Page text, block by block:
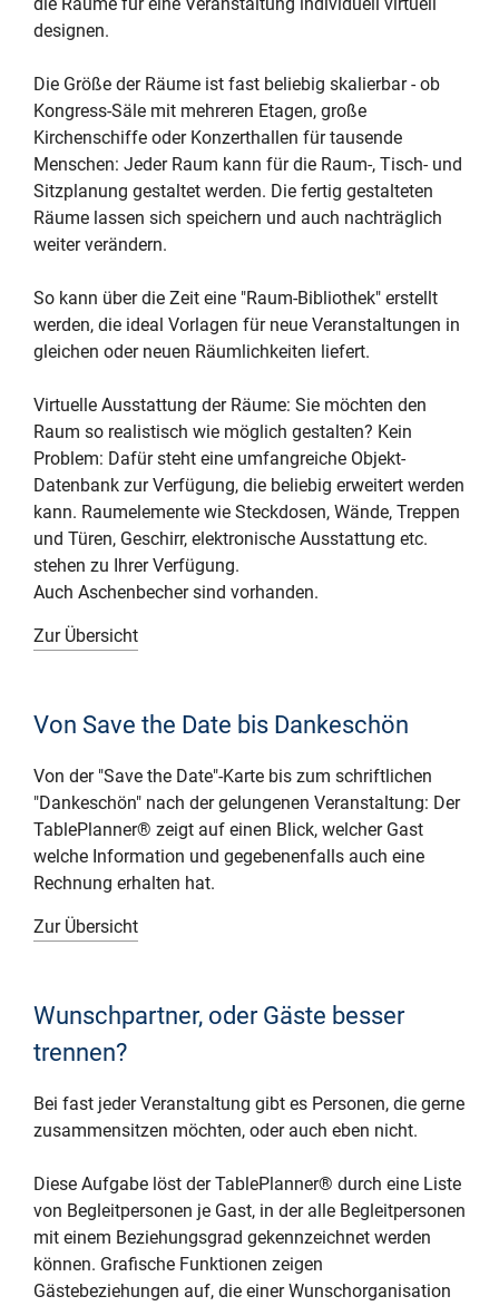
designen.
Die Größe der Räume ist fast beliebig skalierbar - ob
Kongress-Säle mit mehreren Etagen, große
Kirchenschiffe oder Konzerthallen für tausende
Menschen: Jeder Raum kann für die Raum-, Tisch- und
Sitzplanung gestaltet werden. Die fertig gestalteten
Räume lassen sich speichern und auch nachträglich
weiter verändern.
So kann über die Zeit eine "Raum-Bibliothek" erstellt
werden, die ideal Vorlagen für neue Veranstaltungen in
gleichen oder neuen Räumlichkeiten liefert.
Virtuelle Ausstattung der Räume: Sie möchten den
Raum so realistisch wie möglich gestalten? Kein
Problem: Dafür steht eine umfangreiche Objekt-
Datenbank zur Verfügung, die beliebig erweitert werden
kann. Raumelemente wie Steckdosen, Wände, Treppen
und Türen, Geschirr, elektronische Ausstattung etc.
stehen zu Ihrer Verfügung.
Auch Aschenbecher sind vorhanden.
Zur Übersicht
Von Save the Date bis Dankeschön
Von der "Save the Date"-Karte bis zum schriftlichen
"Dankeschön" nach der gelungenen Veranstaltung: Der
TablePlanner® zeigt auf einen Blick, welcher Gast
welche Information und gegebenenfalls auch eine
Rechnung erhalten hat.
Zur Übersicht
Wunschpartner, oder Gäste besser
trennen?
Bei fast jeder Veranstaltung gibt es Personen, die gerne
zusammensitzen möchten, oder auch eben nicht.
Diese Aufgabe löst der TablePlanner® durch eine Liste
von Begleitpersonen je Gast, in der alle Begleitpersonen
mit einem Beziehungsgrad gekennzeichnet werden
können. Grafische Funktionen zeigen
Gästebeziehungen auf, die einer Wunschorganisation